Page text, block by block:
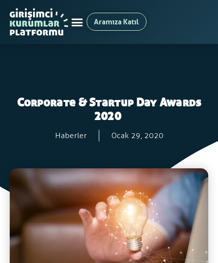
Aramıza Katıl
Corporate & Startup Day Awards
2020
Haberler Ocak 29, 2020